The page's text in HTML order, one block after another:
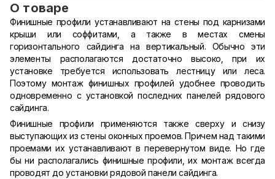
О товаре
Финишные профили устанавливают на стены под карнизами
крыши или соффитами, а также в местах смены
горизонтального сайдинга на вертикальный. Обычно эти
элементы располагаются достаточно высоко, при их
установке требуется использовать лестницу или леса.
Поэтому монтаж финишных профилей удобнее проводить
одновременно с установкой последних панелей рядового
сайдинга.
Финишные профили применяются также сверху и снизу
выступающих из стены оконных проемов. Причем над такими
проемами их устанавливают в перевернутом виде. Но где
бы ни располагались финишные профили, их монтаж всегда
проводят до установки рядовой панели сайдинга.